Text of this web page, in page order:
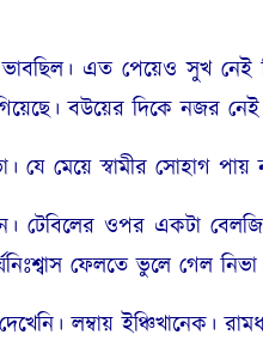
এত পেয়েও সুখ নেই
বউয়ের দিকে নজর
মেয়ে স্বামীর সোহাগ পায়
ওপর একটা
ফেলতে ভুলে গেল
লম্বায় ইঞ্চিখানেক।